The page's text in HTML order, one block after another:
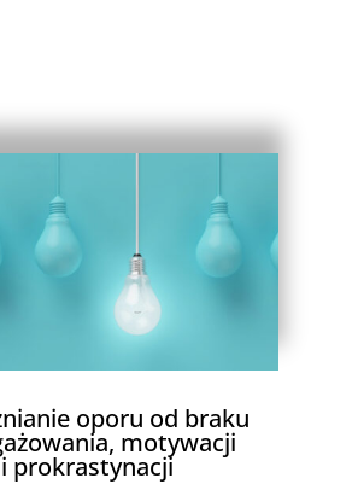
oporu od braku
motywacji
i prokrastynacji